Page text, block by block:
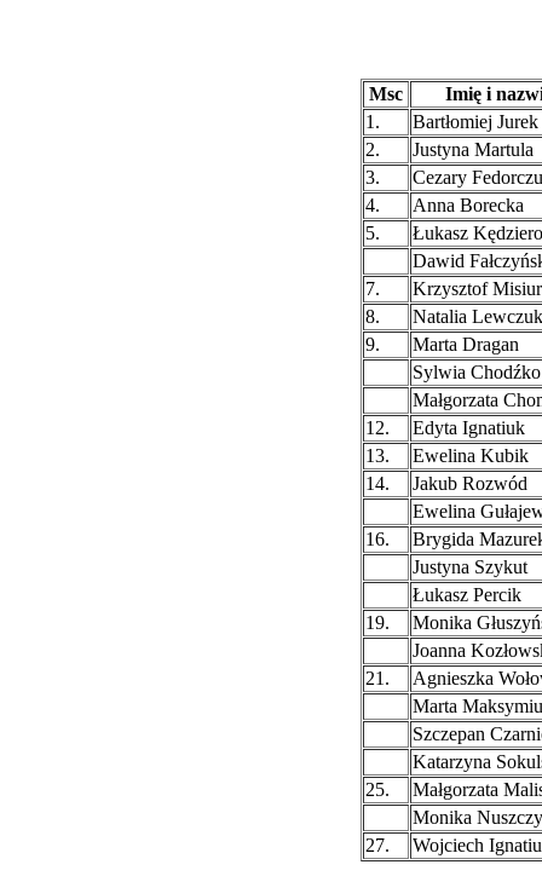
Msc
Imię i
1.
Bartłomiej Jurek
2.
Justyna Martula
3.
Cezary
4.
Anna Borecka
5.
Łukasz
Dawid
7.
Krzysztof
8.
Natalia Lewczuk
9.
Marta Dragan
Sylwia Chodźko
Małgorzata
12.
Edyta Ignatiuk
13.
Ewelina Kubik
14.
Jakub Rozwód
Ewelina
16.
Brygida
Justyna Szykut
Łukasz Percik
19.
Monika
Joanna
21.
Agnieszka
Marta
Szczepan
Katarzyna
25.
Małgorzata
Monika
27.
Wojciech